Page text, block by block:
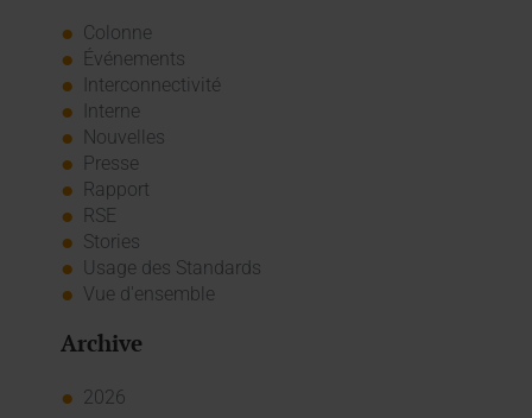
Colonne
Événements
Interconnectivité
Interne
Nouvelles
Presse
Rapport
RSE
Stories
Usage des Standards
Vue d'ensemble
Archive
2026